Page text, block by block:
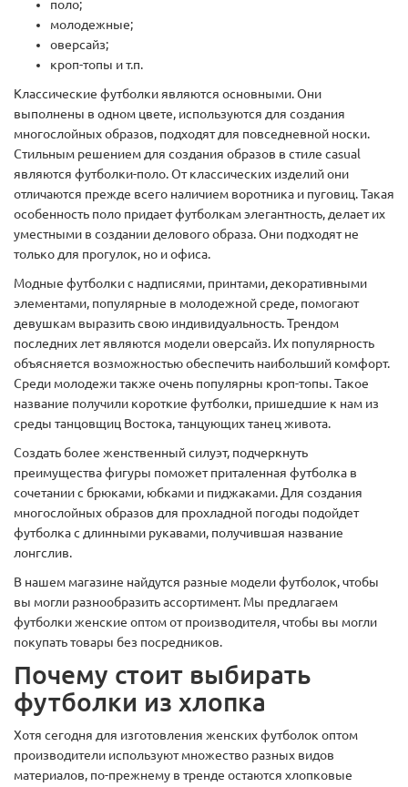
поло;
молодежные;
оверсайз;
кроп-топы и т.п.
Классические футболки являются основными. Они
выполнены в одном цвете, используются для создания
многослойных образов, подходят для повседневной носки.
Стильным решением для создания образов в стиле casual
являются футболки-поло. От классических изделий они
отличаются прежде всего наличием воротника и пуговиц. Такая
особенность поло придает футболкам элегантность, делает их
уместными в создании делового образа. Они подходят не
только для прогулок, но и офиса.
Модные футболки с надписями, принтами, декоративными
элементами, популярные в молодежной среде, помогают
девушкам выразить свою индивидуальность. Трендом
последних лет являются модели оверсайз. Их популярность
объясняется возможностью обеспечить наибольший комфорт.
Среди молодежи также очень популярны кроп-топы. Такое
название получили короткие футболки, пришедшие к нам из
среды танцовщиц Востока, танцующих танец живота.
Создать более женственный силуэт, подчеркнуть
преимущества фигуры поможет приталенная футболка в
сочетании с брюками, юбками и пиджаками. Для создания
многослойных образов для прохладной погоды подойдет
футболка с длинными рукавами, получившая название
лонгслив.
В нашем магазине найдутся разные модели футболок, чтобы
вы могли разнообразить ассортимент. Мы предлагаем
футболки женские оптом от производителя, чтобы вы могли
покупать товары без посредников.
Почему стоит выбирать
футболки из хлопка
Хотя сегодня для изготовления женских футболок оптом
производители используют множество разных видов
материалов, по-прежнему в тренде остаются хлопковые